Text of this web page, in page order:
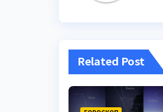
Related Post